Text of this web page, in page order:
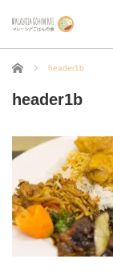
ホーム header1b
header1b